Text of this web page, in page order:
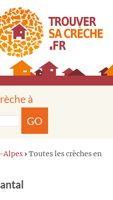
à
GO
Alpes › Toutes les crèches en